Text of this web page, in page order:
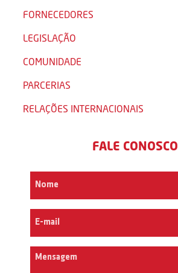
FORNECEDORES
LEGISLAÇÃO
COMUNIDADE
PARCERIAS
RELAÇÕES INTERNACIONAIS
FALE CONOSCO